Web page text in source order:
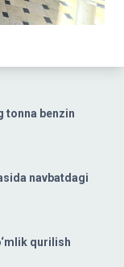
tonna benzin
navbatdagi
qurilish